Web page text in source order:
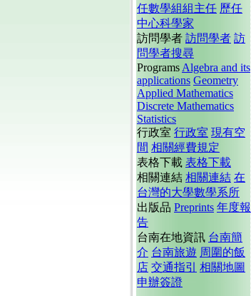
任數學組組主任 歷任
中心科學家
訪問學者 訪問學者 訪
問學者搜尋
Programs Algebra and its
applications Geometry
Applied Mathematics
Discrete Mathematics
Statistics
行政室 行政室 現有空
間 相關經費規定
表格下載 表格下載
相關連結 相關連結 在
台灣的大學數學系所
出版品 Preprints 年度報
告
台南在地資訊 台南簡
介 台南旅遊 周圍的飯
店 交通指引
相關地圖
申辦簽證